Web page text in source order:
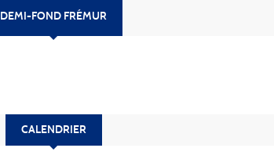
DEMI-FOND FRÉMUR
CALENDRIER